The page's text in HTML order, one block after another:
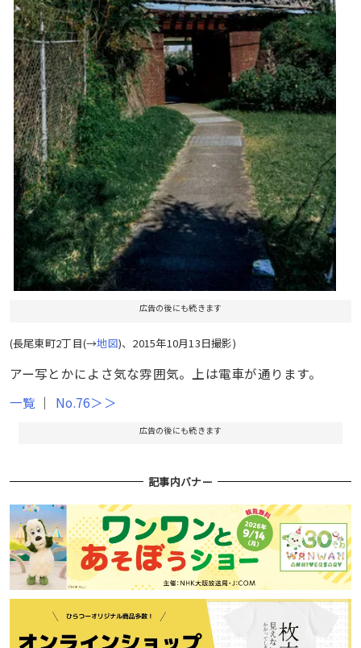
広告の後にも続きます
(長尾東町2丁目(→地図)、2015年10月13日撮影)
アー写とかによさ気な雰囲気。上は電車が通ります。
一覧 ｜ No.76＞＞
広告の後にも続きます
記事内バナー